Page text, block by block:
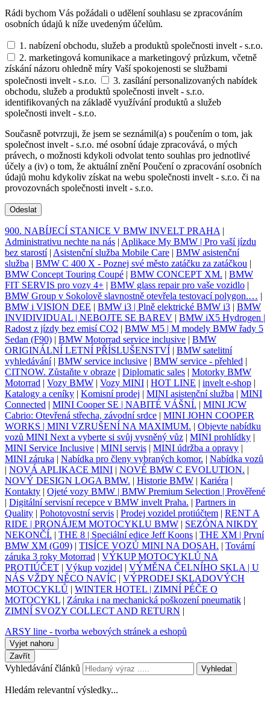
Rádi bychom Vás požádali o udělení souhlasu se zpracováním
osobních údajů k níže uvedeným účelům.
1. nabízení obchodu, služeb a produktů společnosti invelt - s.r.o.
2. marketingová komunikace a marketingový průzkum, včetně
získání názoru ohledně míry Vaší spokojenosti se službami
společnosti invelt - s.r.o.
3. zasílání personalizovaných nabídek
obchodu, služeb a produktů společnosti invelt - s.r.o.
identifikovaných na základě využívání produktů a služeb
společnosti invelt - s.r.o.
Současně potvrzuji, že jsem se seznámil(a) s poučením o tom, jak
společnost invelt - s.r.o. mé osobní údaje zpracovává, o mých
právech, o možnosti kdykoli odvolat tento souhlas pro jednotlivé
účely a (iv) o tom, že aktuální znění Poučení o zpracování osobních
údajů mohu kdykoliv získat na webu společnosti invelt - s.r.o. či na
provozovnách společnosti invelt - s.r.o.
Odeslat
900. NABÍJECÍ STANICE V BMW INVELT PRAHA |
Administrativu nechte na nás | Aplikace My BMW | Pro vaší jízdu
bez starostí| Asistenční služba Mobile Care | BMW asistenční
služba | BMW C 400 X - Poznej své město zatáčku za zatáčkou |
BMW Concept Touring Coupé | BMW CONCEPT XM. | BMW
FIT SERVIS pro vozy 4+ | BMW glass repair pro vaše vozidlo |
BMW Group v Sokolově slavnostně otevřela testovací polygon.… |
BMW i VISION DEE | BMW i3 | Plně elektrické BMW i3 | BMW
INVIDIVIDUAL | NEBOJTE SE BAREV | BMW iX5 Hydrogen |
Radost z jízdy bez emisí CO2 | BMW M5 | M modely BMW řady 5
Sedan (F90) | BMW Motorrad service inclusive | BMW
ORIGINÁLNÍ LETNÍ PŘÍSLUŠENSTVÍ | BMW satelitní
vyhledávání| BMW service inclusive | BMW service - přehled |
CITNOW. Zůstaňte v obraze | Diplomatic sales | Motorky BMW
Motorrad | Vozy BMW | Vozy MINI | HOT LINE | invelt e-shop |
Katalogy a ceníky | Komisní prodej | MINI asistenční služba | MINI
Connected | MINI Cooper SE | NABITÉ VÁŠNÍ. | MINI JCW
Cabrio: Otevřená střecha, závodní srdce | MINI JOHN COOPER
WORKS | MINI VZRUŠENÍ NA MAXIMUM. | Objevte nabídku
vozů MINI Next a vyberte si svůj vysněný vůz | MINI prohlídky |
MINI Service Inclusive | MINI servis | MINI údržba a opravy |
MINI záruka | Nabídka pro členy vybraných komor. | Nabídka vozů
| NOVÁ APLIKACE MINI | NOVÉ BMW C EVOLUTION. |
NOVÝ DESIGN LOGA BMW. | Historie BMW | Kariéra |
Kontakty | Ojeté vozy BMW | BMW Premium Selection | Prověřené
| Digitální servisní recepce v BMW invelt Praha. | Partners in
Quality | Pohotovostní servis | Prodej vozidel protiúčtem | RENT A
RIDE | PRONÁJEM MOTOCYKLU BMW | SEZÓNA NIKDY
NEKONČÍ. | THE 8 | Speciální edice Jeff Koons | THE XM | První
BMW XM (G09) | TISÍCE VOZŮ MINI NA DOSAH. | Tovární
záruka 3 roky Motorrad | VÝKUP MOTOCYKLŮ NA
PROTIÚČET | Výkup vozidel | VÝMĚNA ČELNÍHO SKLA | U
NÁS VŽDY NĚCO NAVÍC | VÝPRODEJ SKLADOVÝCH
MOTOCYKLŮ | WINTER HOTEL | ZIMNÍ PÉČE O
MOTOCYKL | Záruka i na mechanická poškození pneumatik |
ZIMNÍ SVOZY COLLECT AND RETURN |
ARSY line - tvorba webových stránek a eshopů
Vyjet nahoru
Zavřít
Vyhledávání článků Vyhledat
Hledám relevantní výsledky...